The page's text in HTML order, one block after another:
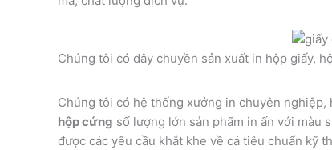
Chúng tôi có dây chuyền sản xuất in hộp giấy,
Chúng tôi có hệ thống xưởng in chuyên
hộp cứng số lượng lớn sản phẩm in ấn với màu
được các yêu cầu khắt khe về cả tiêu chuẩn kỹ